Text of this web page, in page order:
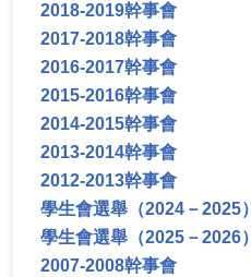
2018-2019幹事會
2017-2018幹事會
2016-2017幹事會
2015-2016幹事會
2014-2015幹事會
2013-2014幹事會
2012-2013幹事會
學生會選舉（2024－2025）
學生會選舉（2025－2026）
2007-2008幹事會